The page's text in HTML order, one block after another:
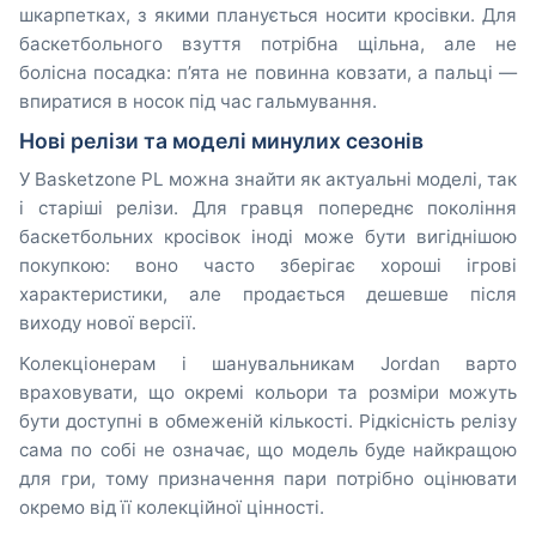
шкарпетках, з якими планується носити кросівки. Для
баскетбольного взуття потрібна щільна, але не
болісна посадка: п’ята не повинна ковзати, а пальці —
впиратися в носок під час гальмування.
Нові релізи та моделі минулих сезонів
У Basketzone PL можна знайти як актуальні моделі, так
і старіші релізи. Для гравця попереднє покоління
баскетбольних кросівок іноді може бути вигіднішою
покупкою: воно часто зберігає хороші ігрові
характеристики, але продається дешевше після
виходу нової версії.
Колекціонерам і шанувальникам Jordan варто
враховувати, що окремі кольори та розміри можуть
бути доступні в обмеженій кількості. Рідкісність релізу
сама по собі не означає, що модель буде найкращою
для гри, тому призначення пари потрібно оцінювати
окремо від її колекційної цінності.